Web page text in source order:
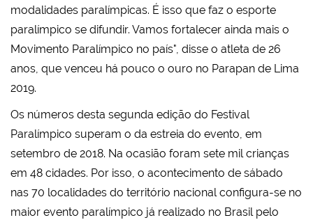
modalidades paralímpicas. É isso que faz o esporte
paralímpico se difundir. Vamos fortalecer ainda mais o
Movimento Paralímpico no país", disse o atleta de 26
anos, que venceu há pouco o ouro no Parapan de Lima
2019.
Os números desta segunda edição do Festival
Paralímpico superam o da estreia do evento, em
setembro de 2018. Na ocasião foram sete mil crianças
em 48 cidades. Por isso, o acontecimento de sábado
nas 70 localidades do território nacional configura-se no
maior evento paralímpico já realizado no Brasil pelo